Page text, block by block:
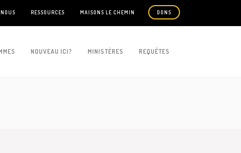
RESSOURCES MAISONS LE CHEMIN DONS
NOUVEAU ICI? MINISTÈRES REQUÊTES